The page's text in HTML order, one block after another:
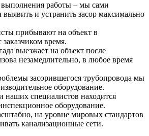
выполнения работы – мы сами
выявить и устранить засор максимально
прибывают на объект в
заказчиком время.
выезжает на объект после
незамедлительно, в любое время
засорившегося трубопровода мы
оборудование.
наших специалистов находится
оборудование.
на уровне мировых стандартов
канализационные сети.